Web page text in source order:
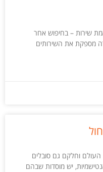
שירות – בחיפוש אחר
מספקת את השירותים
העולם וחלקם גם סובלים
יש מוסדות שבהם